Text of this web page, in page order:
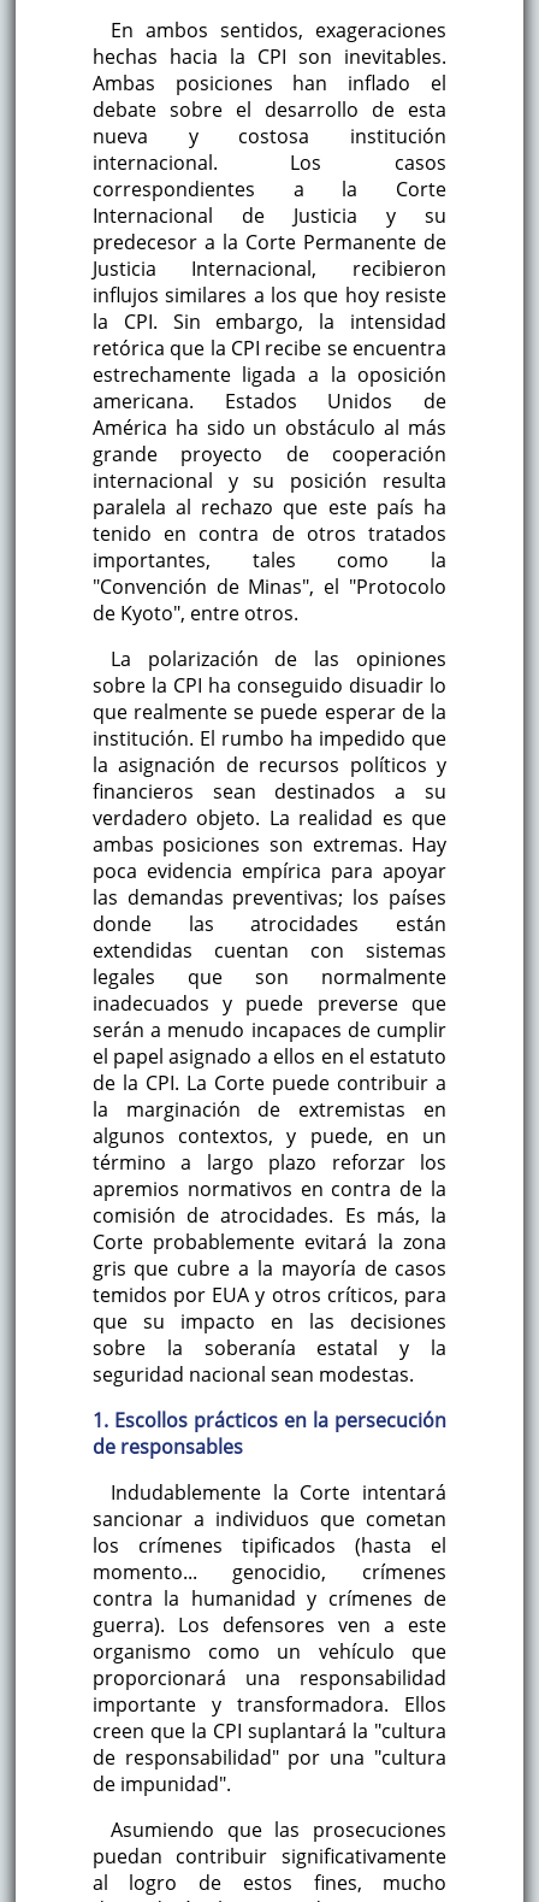
En ambos sentidos, exageraciones
hechas hacia la CPI son inevitables.
Ambas posiciones han inflado el
debate sobre el desarrollo de esta
nueva y costosa institución
internacional. Los casos
correspondientes a la Corte
Internacional de Justicia y su
predecesor a la Corte Permanente de
Justicia Internacional, recibieron
influjos similares a los que hoy resiste
la CPI. Sin embargo, la intensidad
retórica que la CPI recibe se encuentra
estrechamente ligada a la oposición
americana. Estados Unidos de
América ha sido un obstáculo al más
grande proyecto de cooperación
internacional y su posición resulta
paralela al rechazo que este país ha
tenido en contra de otros tratados
importantes, tales como la
"Convención de Minas", el "Protocolo
de Kyoto", entre otros.
La polarización de las opiniones
sobre la CPI ha conseguido disuadir lo
que realmente se puede esperar de la
institución. El rumbo ha impedido que
la asignación de recursos políticos y
financieros sean destinados a su
verdadero objeto. La realidad es que
ambas posiciones son extremas. Hay
poca evidencia empírica para apoyar
las demandas preventivas; los países
donde las atrocidades están
extendidas cuentan con sistemas
legales que son normalmente
inadecuados y puede preverse que
serán a menudo incapaces de cumplir
el papel asignado a ellos en el estatuto
de la CPI. La Corte puede contribuir a
la marginación de extremistas en
algunos contextos, y puede, en un
término a largo plazo reforzar los
apremios normativos en contra de la
comisión de atrocidades. Es más, la
Corte probablemente evitará la zona
gris que cubre a la mayoría de casos
temidos por EUA y otros críticos, para
que su impacto en las decisiones
sobre la soberanía estatal y la
seguridad nacional sean modestas.
1. Escollos prácticos en la persecución
de responsables
Indudablemente la Corte intentará
sancionar a individuos que cometan
los crímenes tipificados (hasta el
momento... genocidio, crímenes
contra la humanidad y crímenes de
guerra). Los defensores ven a este
organismo como un vehículo que
proporcionará una responsabilidad
importante y transformadora. Ellos
creen que la CPI suplantará la "cultura
de responsabilidad" por una "cultura
de impunidad".
Asumiendo que las prosecuciones
puedan contribuir significativamente
al logro de estos fines, mucho